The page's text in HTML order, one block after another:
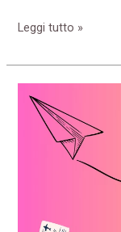
Leggi tutto »
svantaggi